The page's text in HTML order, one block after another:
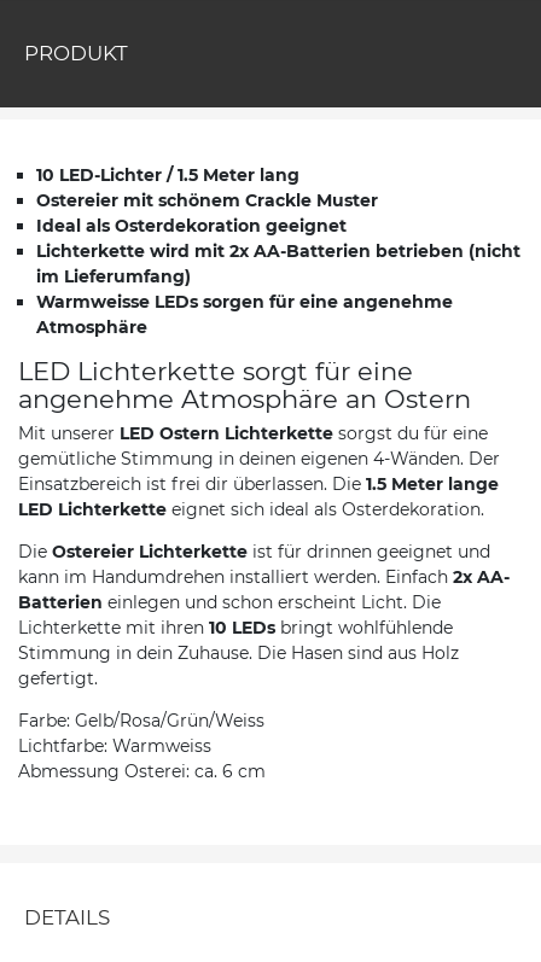
PRODUKT
10 LED-Lichter / 1.5 Meter lang
Ostereier mit schönem Crackle Muster
Ideal als Osterdekoration geeignet
Lichterkette wird mit 2x AA-Batterien betrieben (nicht
im Lieferumfang)
Warmweisse LEDs sorgen für eine angenehme
Atmosphäre
LED Lichterkette sorgt für eine
angenehme Atmosphäre an Ostern
Mit unserer LED Ostern Lichterkette sorgst du für eine
gemütliche Stimmung in deinen eigenen 4-Wänden. Der
Einsatzbereich ist frei dir überlassen. Die 1.5 Meter lange
LED Lichterkette eignet sich ideal als Osterdekoration.
Die Ostereier Lichterkette ist für drinnen geeignet und
kann im Handumdrehen installiert werden. Einfach 2x AA-
Batterien einlegen und schon erscheint Licht. Die
Lichterkette mit ihren 10 LEDs bringt wohlfühlende
Stimmung in dein Zuhause. Die Hasen sind aus Holz
gefertigt.
Farbe: Gelb/Rosa/Grün/Weiss
Lichtfarbe: Warmweiss
Abmessung Osterei: ca. 6 cm
DETAILS